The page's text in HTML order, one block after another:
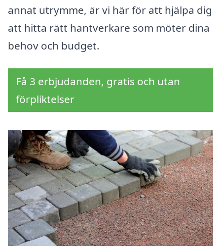
annat utrymme, är vi här för att hjälpa dig
att hitta rätt hantverkare som möter dina
behov och budget.
Få 3 erbjudanden, gratis och utan
förpliktelser